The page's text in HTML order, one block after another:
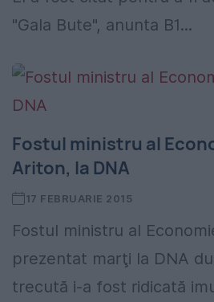
"Gala Bute", anunta B1...
Fostul ministru al
Ariton, la DNA
17 FEBRUARIE 2015
Fostul ministru al
prezentat marţi la DNA
trecută i-a fost ridicată